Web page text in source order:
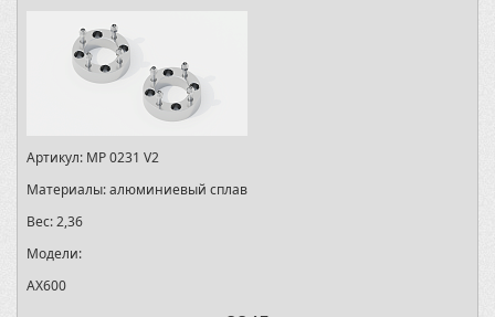
Артикул: MP 0231 V2
Материалы:алюминиевый сплав
Вес:2,36
Модели:
AX600